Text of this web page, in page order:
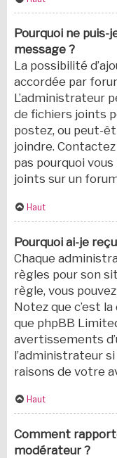
Pourquoi ne puis-
message ?
La possibilité
accordée par
L’administrateur
de fichiers joints
postez, ou peut-
joindre.
pas pourquoi
joints sur un
Haut
Pourquoi ai-je
Chaque
règles pour son
règle, vous
Notez que c’est
que phpBB
avertissements
l’administrateur
raisons de votre
Haut
Comment
modérateur ?